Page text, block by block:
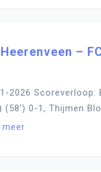
–
2026 Scoreverloop:
(58′) 0-1, Thijmen
meer